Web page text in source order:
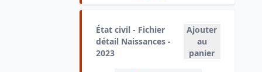
État civil - Fichier
détail Naissances -
2023
Ajouter
au
panier